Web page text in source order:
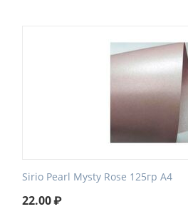
Sirio Pearl Mysty Rose 125гр А4
22.00₽